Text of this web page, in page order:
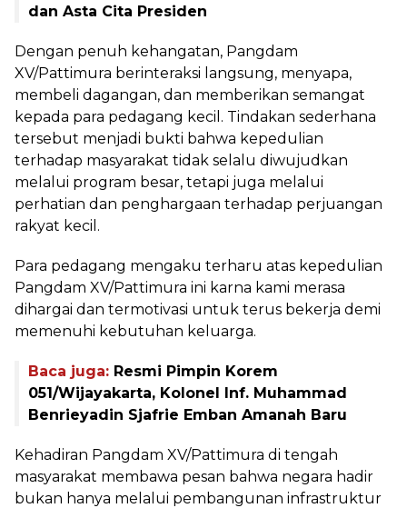
dan Asta Cita Presiden
Dengan penuh kehangatan, Pangdam
XV/Pattimura berinteraksi langsung, menyapa,
membeli dagangan, dan memberikan semangat
kepada para pedagang kecil. Tindakan sederhana
tersebut menjadi bukti bahwa kepedulian
terhadap masyarakat tidak selalu diwujudkan
melalui program besar, tetapi juga melalui
perhatian dan penghargaan terhadap perjuangan
rakyat kecil.
Para pedagang mengaku terharu atas kepedulian
Pangdam XV/Pattimura ini karna kami merasa
dihargai dan termotivasi untuk terus bekerja demi
memenuhi kebutuhan keluarga.
Baca juga: Resmi Pimpin Korem
051/Wijayakarta, Kolonel Inf. Muhammad
Benrieyadin Sjafrie Emban Amanah Baru
Kehadiran Pangdam XV/Pattimura di tengah
masyarakat membawa pesan bahwa negara hadir
bukan hanya melalui pembangunan infrastruktur